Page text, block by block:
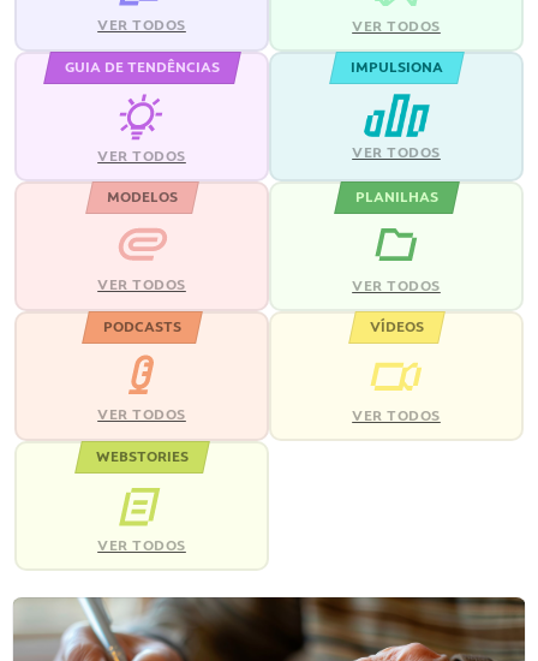
VER TODOS VER TODOS
GUIA DE TENDÊNCIAS
VER TODOS
IMPULSIONA
VER TODOS
MODELOS
VER TODOS
PLANILHAS
VER TODOS
PODCASTS
VER TODOS
VÍDEOS
VER TODOS
WEBSTORIES
VER TODOS